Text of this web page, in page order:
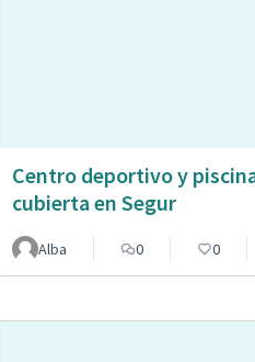
Centro deportivo y
cubierta en Segur
Alba 0 0